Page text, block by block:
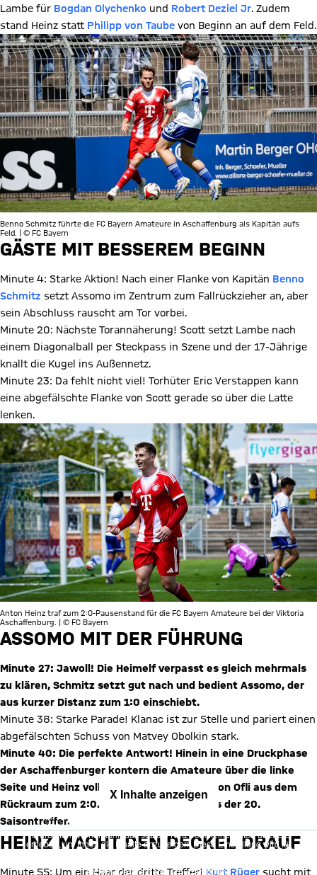
Lambe für Bogdan Olychenko und Robert Deziel Jr. Zudem
stand Heinz statt Philipp von Taube von Beginn an auf dem Feld.
Benno Schmitz führte die FC Bayern Amateure in Aschaffenburg als Kapitän aufs
Feld. | © FC Bayern
GÄSTE MIT BESSEREM BEGINN
Minute 4: Starke Aktion! Nach einer Flanke von Kapitän Benno
Schmitz setzt Assomo im Zentrum zum Fallrückzieher an, aber
sein Abschluss rauscht am Tor vorbei.
Minute 20: Nächste Torannäherung! Scott setzt Lambe nach
einem Diagonalball per Steckpass in Szene und der 17-Jährige
knallt die Kugel ins Außennetz.
Minute 23: Da fehlt nicht viel! Torhüter Eric Verstappen kann
eine abgefälschte Flanke von Scott gerade so über die Latte
lenken.
Anton Heinz traf zum 2:0-Pausenstand für die FC Bayern Amateure bei der Viktoria
Aschaffenburg. | © FC Bayern
ASSOMO MIT DER FÜHRUNG
Minute 27: Jawoll! Die Heimelf verpasst es gleich mehrmals
zu klären, Schmitz setzt gut nach und bedient Assomo, der
aus kurzer Distanz zum 1:0 einschiebt.
Minute 38: Starke Parade! Klanac ist zur Stelle und pariert einen
abgefälschten Schuss von Matvey Obolkin stark.
Minute 40: Die perfekte Antwort! Hinein in eine Druckphase
der Aschaffenburger kontern die Amateure über die linke
Seite und Heinz vollendet nach Vorarbeit von Ofli aus dem
Rückraum zum 2:0. Für Heinz ist es bereits der 20.
Saisontreffer.
X Inhalte anzeigen
Mit Klick auf den Button ermöglichen Sie es diesem sozialen
Netzwerk, Ihre Daten (z. B. IP-Adresse) mit Hilfe von Cookies zu
verarbeiten. Vorher kann das soziale Netzwerk keine Daten über Sie
erheben, um Ihnen die Inhalte anzuzeigen. Diese Einstellung wird für
alle Inhalte des sozialen Netzwerks auf unserer Website gespeichert
ändern. Details:Datenschutzerklärung
HEINZ MACHT DEN DECKEL DRAUF
Minute 55: Um ein Haar der dritte Treffer! Kurt Rüger sucht mit